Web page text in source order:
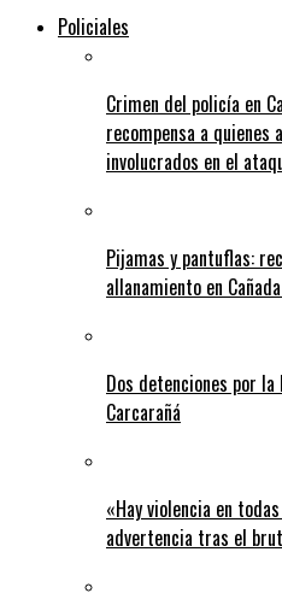
Policiales
Crimen del policía en
recompensa a quienes
involucrados en el
Pijamas y pantuflas:
allanamiento en
Dos detenciones por
Carcarañá
«Hay violencia en
advertencia tras el